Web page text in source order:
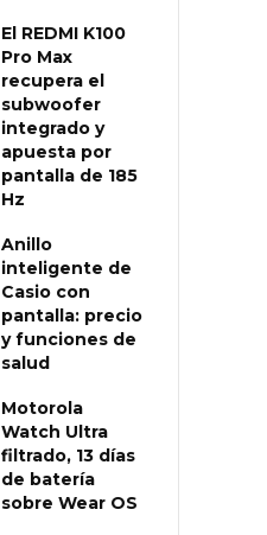
El REDMI K100
Pro Max
recupera el
subwoofer
integrado y
apuesta por
pantalla de 185
Hz
Anillo
inteligente de
Casio con
pantalla: precio
y funciones de
salud
Motorola
Watch Ultra
filtrado, 13 días
de batería
sobre Wear OS